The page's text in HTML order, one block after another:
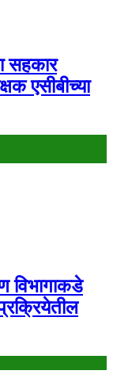
सहकार
एसीबीच्या
विभागाकडे